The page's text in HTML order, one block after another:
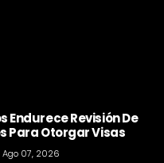
Endurece Revisión De
Para Otorgar Visas
Ago 07, 2026